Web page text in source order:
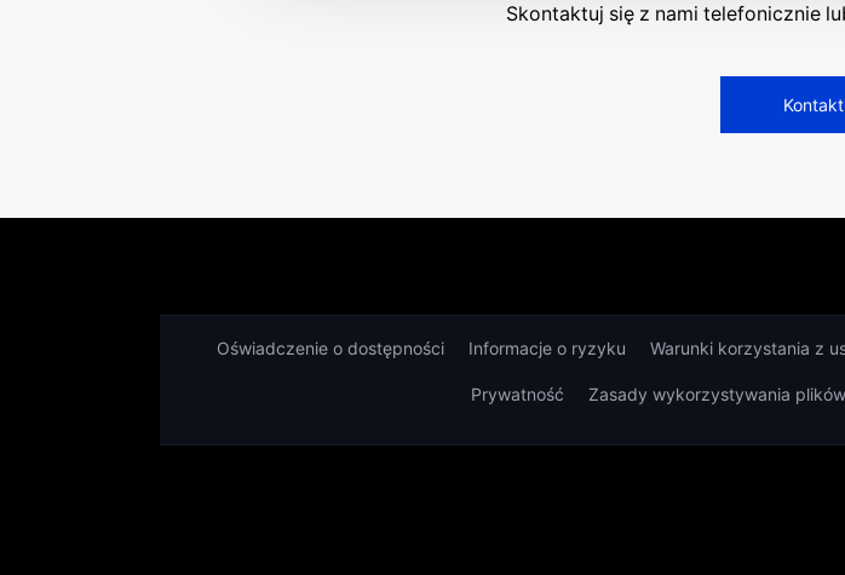
Skontaktuj się z nami telefonicznie
Kontakt
Oświadczenie o dostępności Informacje o ryzyku Warunki korzystania z
Prywatność Zasady wykorzystywania